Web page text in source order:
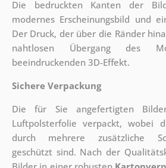
Die bedruckten Kanten der
modernes Erscheinungsbild und
Der Druck, der über die Ränder
nahtlosen Übergang des
beeindruckenden 3D-Effekt.
Sichere Verpackung
Die für Sie angefertigten
Luftpolsterfolie verpackt, wobei
durch mehrere zusätzliche
geschützt sind. Nach der